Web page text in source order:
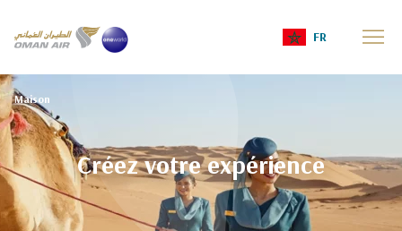
FR
Créez votre expérience
Maison